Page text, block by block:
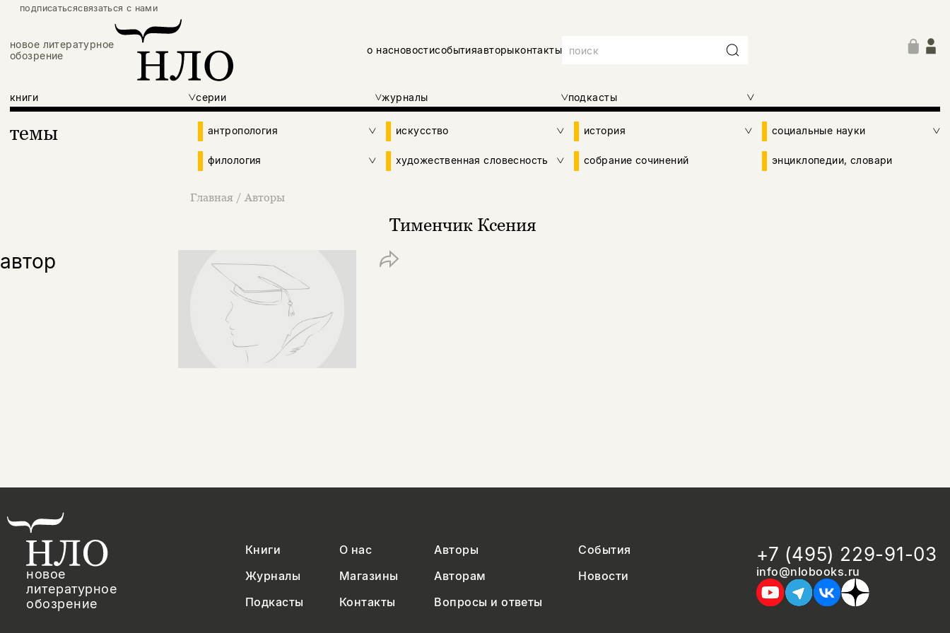
подписатьсясвязаться с нами
новое литературное
обозрение
о насновостисобытияавторыконтакты
книги серии журналы подкасты
темы антропология искусство история социальные науки
филология художественная словесность собрание сочинений энциклопедии, словари
Главная / Авторы
Тименчик Ксения
автор
новое
литературное
обозрение
Книги О нас Авторы
События
Журналы
Магазины Авторам
Новости
Подкасты
Контакты Вопросы и ответы
+7 (495) 229-91-03
info@nlobooks.ru